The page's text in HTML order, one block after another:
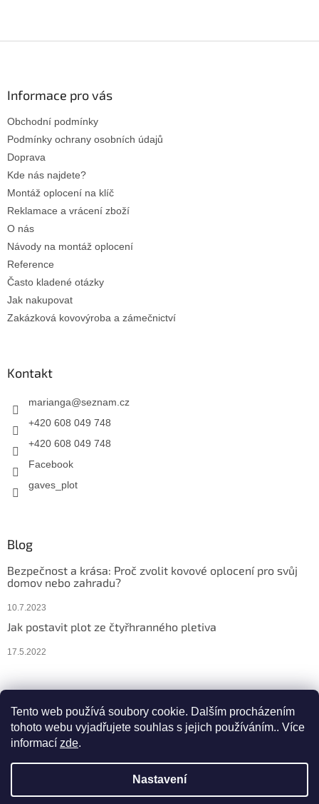
Tento web používá soubory cookie. Dalším procházením
tohoto webu vyjadřujete souhlas s jejich používáním.. Více
informací zde.
Nastavení
Informace pro vás
Obchodní podmínky
Podmínky ochrany osobních údajů
Doprava
Kde nás najdete?
Montáž oplocení na klíč
Reklamace a vrácení zboží
O nás
Návody na montáž oplocení
Reference
Často kladené otázky
Jak nakupovat
Zakázková kovovýroba a zámečnictví
Kontakt
marianga@seznam.cz
+420 608 049 748
+420 608 049 748
Facebook
gaves_plot
Blog
Bezpečnost a krása: Proč zvolit kovové oplocení pro svůj
domov nebo zahradu?
10.7.2023
Jak postavit plot ze čtyřhranného pletiva
17.5.2022